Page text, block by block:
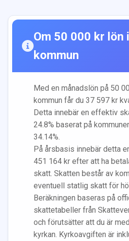
Om 50 000 kr lön i
kommun
Med en månadslön på 50
kommun får du 37 597 kr
Detta innebär en effektiv
24.8% baserat på
34.14%.
På årsbasis innebär detta
451 164 kr efter att ha
skatt. Skatten består av
eventuell statlig skatt för
Beräkningen baseras på
skattetabeller från
och förutsätter att du är
kyrkan. Kyrkoavgiften är